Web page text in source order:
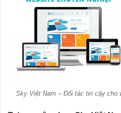
Sky Việt Nam – Đối tác tin cậy cho